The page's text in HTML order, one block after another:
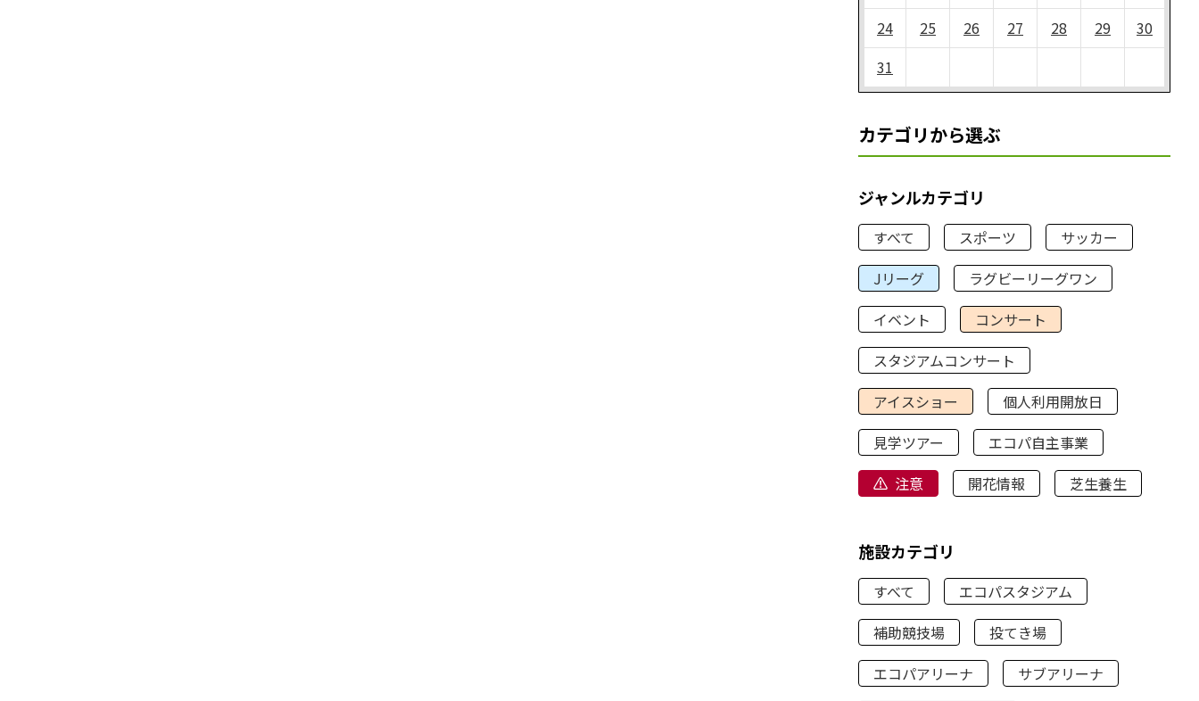
24
25 26 27 28 29
30
31
カテゴリから選ぶ
ジャンルカテゴリ
すべて スポーツ
サッカー
Jリーグ
ラグビーリーグワン
イベント
コンサート
スタジアムコンサート
アイスショー
個人利用開放日
見学ツアー
エコパ自主事業
注意
開花情報 芝生養生
施設カテゴリ
すべて
エコパスタジアム
補助競技場
投てき場
エコパアリーナ
サブアリーナ